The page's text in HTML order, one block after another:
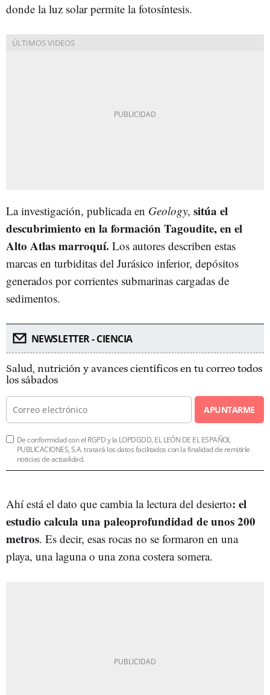
donde la luz solar permite la fotosíntesis.
La investigación, publicada en Geology, sitúa el
descubrimiento en la formación Tagoudite, en el
Alto Atlas marroquí. Los autores describen estas
marcas en turbiditas del Jurásico inferior, depósitos
generados por corrientes submarinas cargadas de
sedimentos.
NEWSLETTER - CIENCIA
Salud, nutrición y avances científicos en tu correo todos
los sábados
APUNTARME
De conformidad con el RGPD y la LOPDGDD, EL LEÓN DE EL ESPAÑOL
PUBLICACIONES, S.A. tratará los datos facilitados con la finalidad de remitirle
noticias de actualidad.
Ahí está el dato que cambia la lectura del desierto: el
estudio calcula una paleoprofundidad de unos 200
metros. Es decir, esas rocas no se formaron en una
playa, una laguna o una zona costera somera.